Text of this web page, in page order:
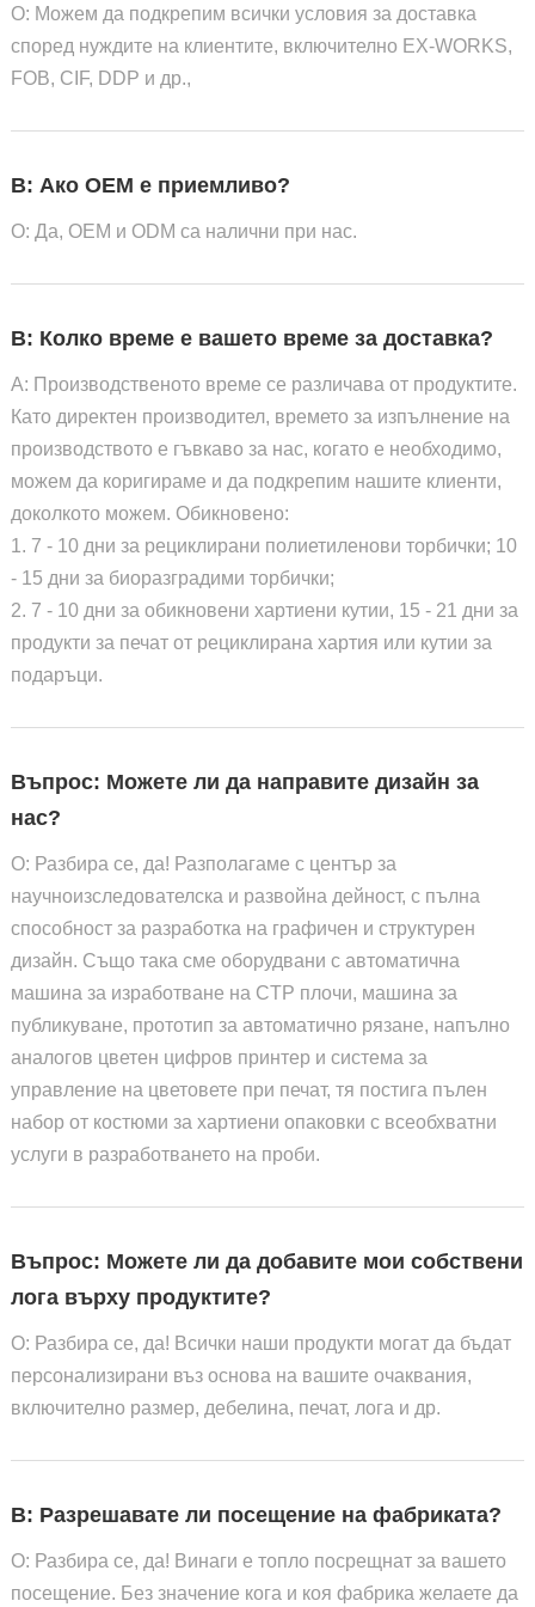
О: Можем да подкрепим всички условия за доставка
според нуждите на клиентите, включително EX-WORKS,
FOB, CIF, DDP и др.,
В: Ако OEM е приемливо?
О: Да, OEM и ODM са налични при нас.
В: Колко време е вашето време за доставка?
A: Производственото време се различава от продуктите.
Като директен производител, времето за изпълнение на
производството е гъвкаво за нас, когато е необходимо,
можем да коригираме и да подкрепим нашите клиенти,
доколкото можем. Обикновено:
1. 7 - 10 дни за рециклирани полиетиленови торбички; 10
- 15 дни за биоразградими торбички;
2. 7 - 10 дни за обикновени хартиени кутии, 15 - 21 дни за
продукти за печат от рециклирана хартия или кутии за
подаръци.
Въпрос: Можете ли да направите дизайн за
нас?
О: Разбира се, да! Разполагаме с център за
научноизследователска и развойна дейност, с пълна
способност за разработка на графичен и структурен
дизайн. Също така сме оборудвани с автоматична
машина за изработване на CTP плочи, машина за
публикуване, прототип за автоматично рязане, напълно
аналогов цветен цифров принтер и система за
управление на цветовете при печат, тя постига пълен
набор от костюми за хартиени опаковки с всеобхватни
услуги в разработването на проби.
Въпрос: Можете ли да добавите мои собствени
лога върху продуктите?
О: Разбира се, да! Всички наши продукти могат да бъдат
персонализирани въз основа на вашите очаквания,
включително размер, дебелина, печат, лога и др.
В: Разрешавате ли посещение на фабриката?
О: Разбира се, да! Винаги е топло посрещнат за вашето
посещение. Без значение кога и коя фабрика желаете да